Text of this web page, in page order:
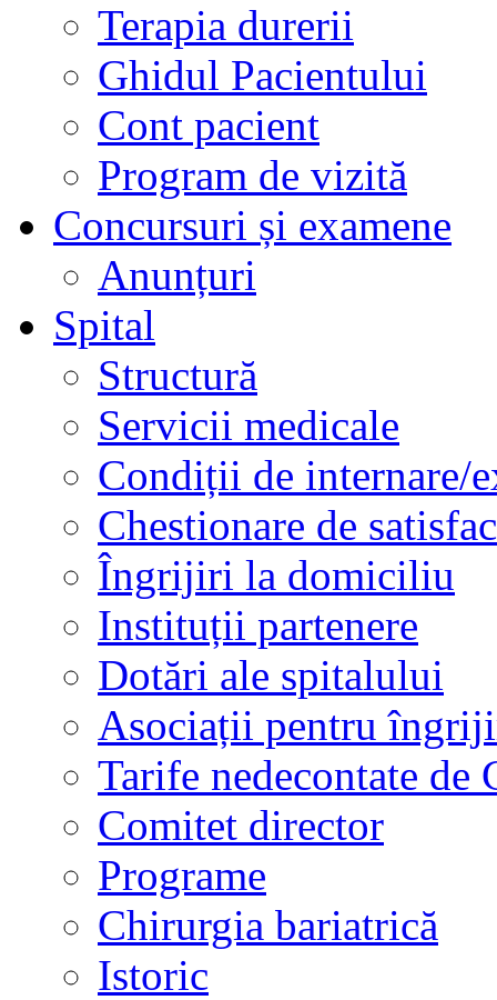
Terapia durerii
Ghidul Pacientului
Cont pacient
Program de vizită
Concursuri și examene
Anunțuri
Spital
Structură
Servicii medicale
Condiții de internare/
Chestionare de
Îngrijiri la domiciliu
Instituții partenere
Dotări ale spitalului
Asociații pentru
Tarife nedecontate de
Comitet director
Programe
Chirurgia bariatrică
Istoric